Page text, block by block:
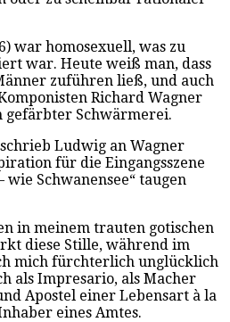
war homosexuell, was zu
war. Heute weiß man, dass
zuführen ließ, und auch
Richard Wagner
gefärbter Schwärmerei.
Ludwig an Wagner
für die Eingangsszene
wie Schwanensee“ taugen
in meinem trauten gotischen
diese Stille, während im
mich fürchterlich unglücklich
als Impresario, als Macher
Apostel einer Lebensart à la
eines Amtes.